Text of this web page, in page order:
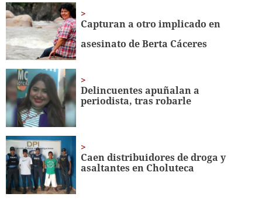
Capturan a otro implicado en
asesinato de Berta Cáceres
Delincuentes apuñalan a
periodista, tras robarle
Caen distribuidores de droga y
asaltantes en Choluteca